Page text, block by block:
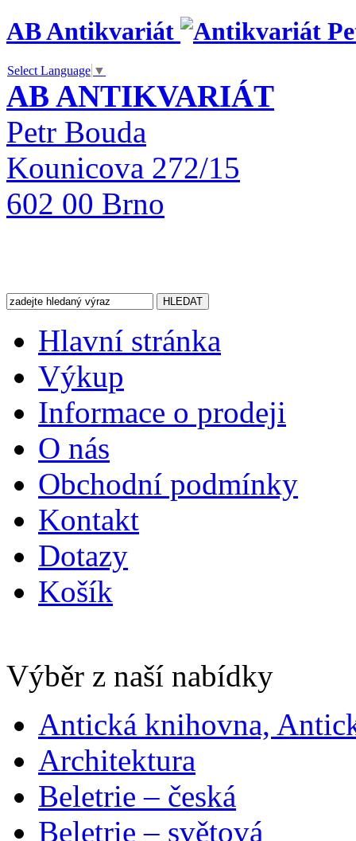
AB Antikvariát
Select Language ▼
AB ANTIKVARIÁT
Petr Bouda
Kounicova 272/15
602 00 Brno
Hlavní stránka
Výkup
Informace o prodeji
O nás
Obchodní podmínky
Kontakt
Dotazy
Košík
Výběr z naší nabídky
Antická knihovna,
Architektura
Beletrie – česká
Beletrie – světová